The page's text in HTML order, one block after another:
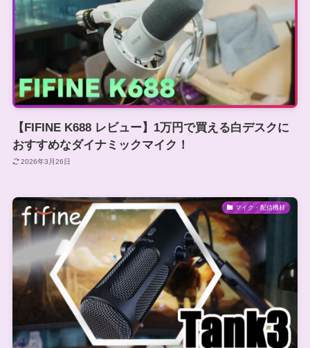
【FIFINE K688 レビュー】1万円で買える白デスクに
おすすめなダイナミックマイク！
2026年3月26日
マイク・配信機材